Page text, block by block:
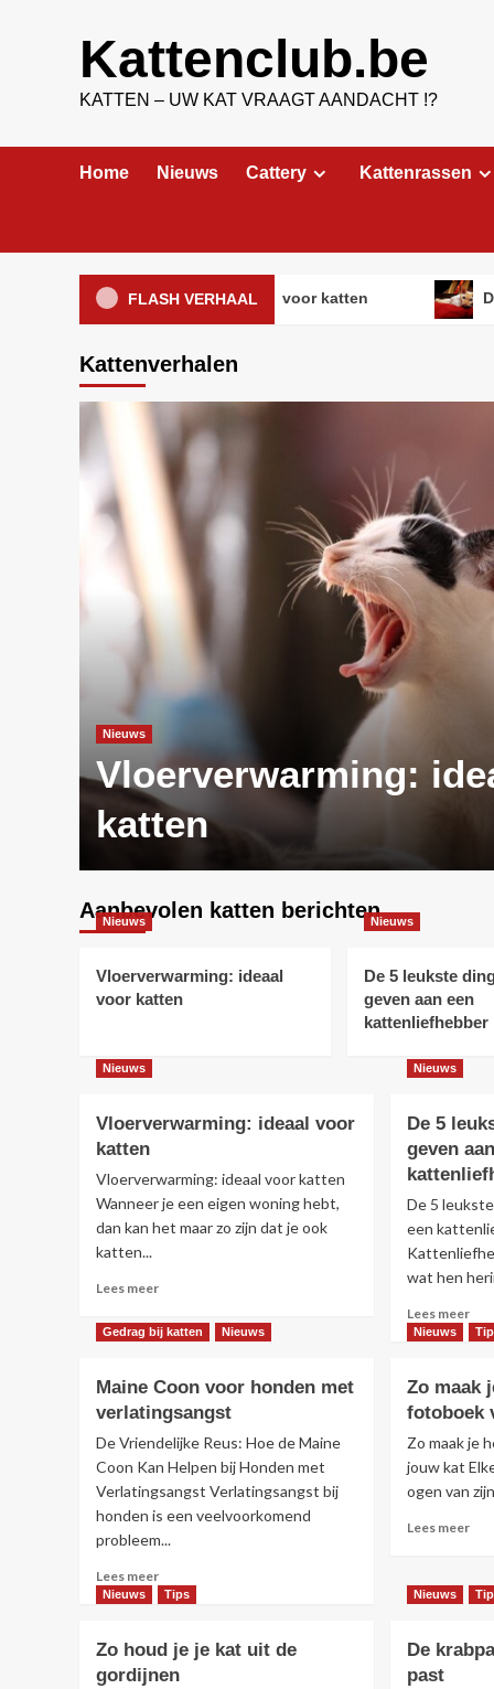
Kattenclub.be
KATTEN – UW KAT VRAAGT AANDACHT !?
Home Nieuws Cattery Kattenrassen
FLASH VERHAAL
Vloerverwarming: ideaal voor katten De 5
Kattenverhalen
Nieuws
Vloerverwarming:
katten
Aanbevolen katten berichten
Nieuws
Vloerverwarming: ideaal
voor katten
Nieuws
De 5 leukste
geven aan een
kattenliefhebber
Nieuws
Vloerverwarming: ideaal voor
katten
Vloerverwarming: ideaal voor katten
Wanneer je een eigen woning hebt,
dan kan het maar zo zijn dat je ook
katten...
Lees meerLees
over
voor
katten
Nieuws
De 5
geven
De 5
een
wat hen
Lees meerLees
5
te
Gedrag bij katten Nieuws
Maine Coon voor honden met
verlatingsangst
De Vriendelijke Reus: Hoe de Maine
Coon Kan Helpen bij Honden met
Verlatingsangst Verlatingsangst bij
honden is een veelvoorkomend
probleem...
Lees meerLees
meer
Coon
voor
Nieuws
Zo maak
fotoboek
Zo maak je
jouw kat
ogen van
Lees meerLees
Zo
het
Nieuws Tips
Zo houd je je kat uit de
gordijnen
Nieuws
De
past